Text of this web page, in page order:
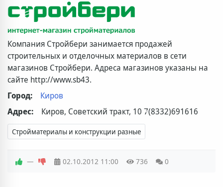
Компания Стройбери занимается продажей
строительных и отделочных материалов в сети
магазинов Стройбери. Адреса магазинов указаны на
сайте http://www.sb43.
Город:
Киров
Адрес:
Киров, Советский тракт, 10 7(8332)691616
Стройматериалы и конструкции разные
— 02.10.2012 11:00 736 0